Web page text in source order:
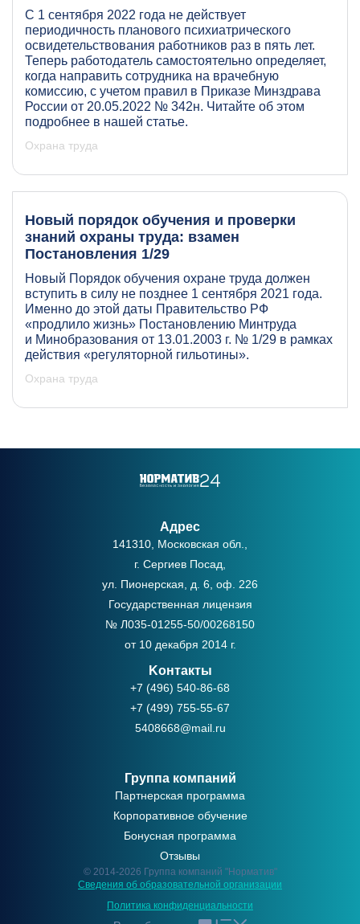
С 1 сентября 2022 года не действует
периодичность планового психиатрического
освидетельствования работников раз в пять лет.
Теперь работодатель самостоятельно определяет,
когда направить сотрудника на врачебную
комиссию, с учетом правил в Приказе Минздрава
России от 20.05.2022 № 342н. Читайте об этом
подробнее в нашей статье.
Охрана труда
Новый порядок обучения и проверки
знаний охраны труда: взамен
Постановления 1/29
Новый Порядок обучения охране труда должен
вступить в силу не позднее 1 сентября 2021 года.
Именно до этой даты Правительство РФ
«продлило жизнь» Постановлению Минтруда
и Минобразования от 13.01.2003 г. № 1/29 в рамках
действия «регуляторной гильотины».
Охрана труда
Адрес
141310, Московская обл.,
г. Сергиев Посад,
ул. Пионерская, д. 6, оф. 226
Государственная лицензия
№ Л035-01255-50/00268150
от 10 декабря 2014 г.
Kонтакты
+7 (496) 540-86-68
+7 (499) 755-55-67
5408668@mail.ru
Группа компаний
Партнерская программа
Корпоративное обучение
Бонусная программа
Отзывы
© 2014-2026 Группа компаний "Норматив"
Сведения об образовательной организации
Политикa конфиденциальности